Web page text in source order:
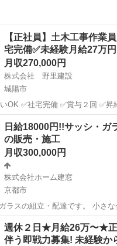
【正社員】土木工事作業
宅完備✅未経験月給27万
月収270,000円
株式会社 野里建設
城陽市
OK ✅社宅完備 ✅賞与２回 ✅昇
し ✅制服支給 ✅独立支援あり
社のトラックを使って出社可能 〜
大工
日給18000円!!サッシ・ガ
の販売・施工
月収300,000円
株式会社ホーム建窓
京都市
ラスの組立・配達です。 小さ
有） 賃金 日
ルミサッシ・エクステリア工事
その他 サッシ
週休２日★月給26万〜★
伴う即戦力募集! 未経験